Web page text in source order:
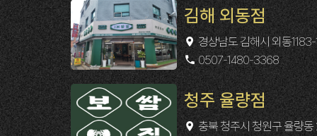
김해 외동점
경상남도 김해시 외동1183-
0507-1480-3368
청주 율량점
충북 청주시 청원구 율량동